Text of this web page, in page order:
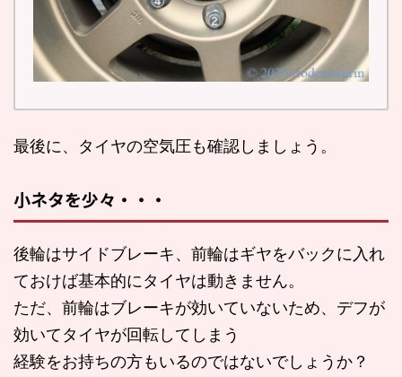
最後に、タイヤの空気圧も確認しましょう。
小ネタを少々・・・
後輪はサイドブレーキ、前輪はギヤをバックに入れ
ておけば基本的にタイヤは動きません。
ただ、前輪はブレーキが効いていないため、デフが
効いてタイヤが回転してしまう
経験をお持ちの方もいるのではないでしょうか？